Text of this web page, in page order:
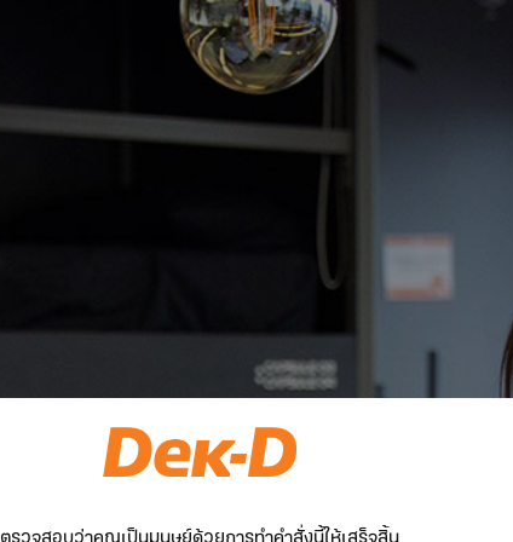
ตรวจสอบว่าคุณเป็นมนุษย์ด้วยการทำคำสั่งนี้ให้เสร็จสิ้น